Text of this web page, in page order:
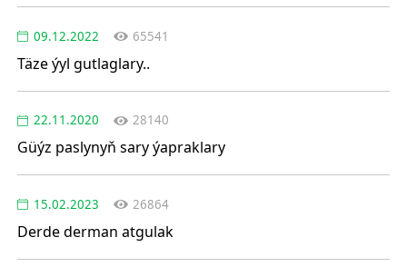
09.12.2022 65541
Täze ýyl gutlaglary..
22.11.2020 28140
Güýz paslynyň sary ýapraklary
15.02.2023 26864
Derde derman atgulak